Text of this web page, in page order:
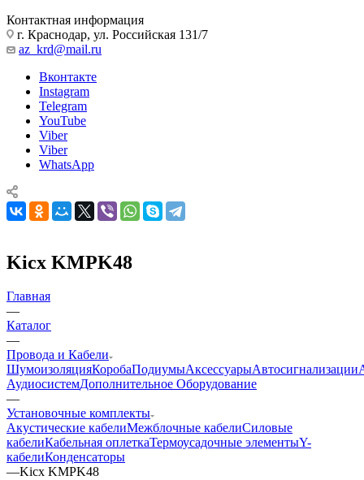
Контактная информация
г. Краснодар, ул. Российская 131/7
az_krd@mail.ru
Вконтакте
Instagram
Telegram
YouTube
Viber
Viber
WhatsApp
Kicx KMPK48
Главная
—
Каталог
—
Провода и Кабели
ШумоизоляцияКоробаПодиумыАксессуарыАвтосигнализации
АудиосистемДополнительное Оборудование
—
Установочные комплекты
Акустические кабелиМежблочные кабелиСиловые
кабелиКабельная оплеткаТермоусадочные элементыY-
кабелиКонденсаторы
—Kicx KMPK48